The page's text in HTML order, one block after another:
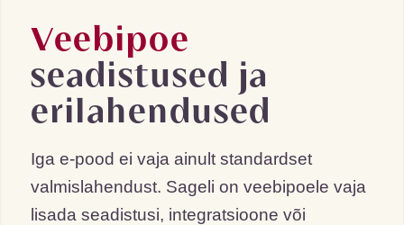
Veebipoe
seadistused ja
erilahendused
Iga e-pood ei vaja ainult standardset
valmislahendust. Sageli on veebipoele vaja
lisada seadistusi, integratsioone või